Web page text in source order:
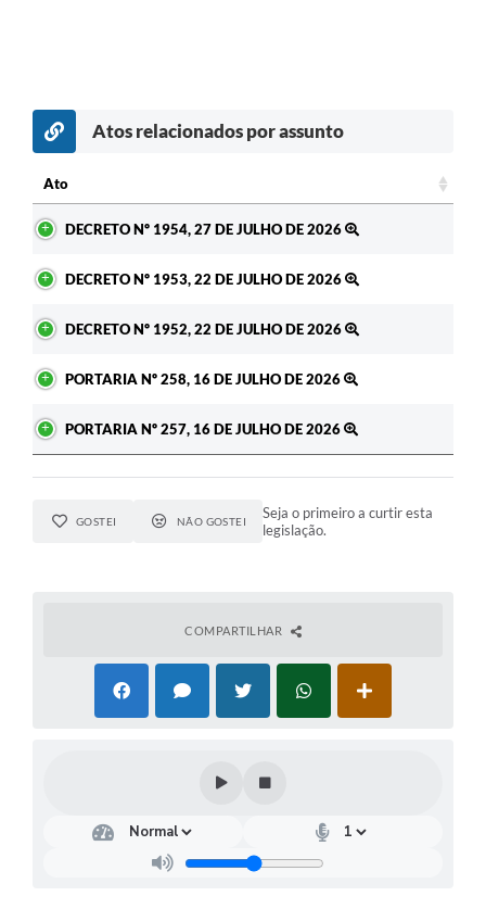
Atos relacionados por assunto
Ato
DECRETO Nº 1954, 27 DE JULHO DE 2026
DECRETO Nº 1953, 22 DE JULHO DE 2026
DECRETO Nº 1952, 22 DE JULHO DE 2026
PORTARIA Nº 258, 16 DE JULHO DE 2026
PORTARIA Nº 257, 16 DE JULHO DE 2026
GOSTEI NÃO GOSTEI
Seja o primeiro a curtir esta
legislação.
COMPARTILHAR